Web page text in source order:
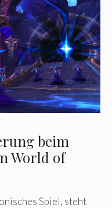
beim
World of
Spiel, steht